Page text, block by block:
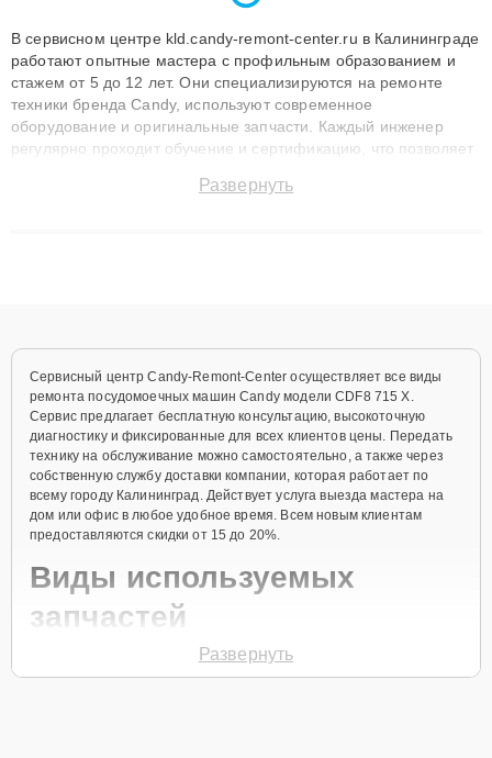
В сервисном центре kld.candy-remont-center.ru в Калининграде
работают опытные мастера с профильным образованием и
стажем от 5 до 12 лет. Они специализируются на ремонте
техники бренда Candy, используют современное
оборудование и оригинальные запчасти. Каждый инженер
регулярно проходит обучение и сертификацию, что позволяет
технику с сохранением гарантии до 3 лет. Наши мастера
Развернуть
Сервисный центр Candy-Remont-Center осуществляет все виды
ремонта посудомоечных машин Candy модели CDF8 715 X.
Сервис предлагает бесплатную консультацию, высокоточную
диагностику и фиксированные для всех клиентов цены. Передать
технику на обслуживание можно самостоятельно, а также через
собственную службу доставки компании, которая работает по
всему городу Калининград. Действует услуга выезда мастера на
дом или офис в любое удобное время. Всем новым клиентам
предоставляются скидки от 15 до 20%.
Виды используемых
запчастей
Для ремонта посудомоечной машины модели CDF8 715 X
Развернуть